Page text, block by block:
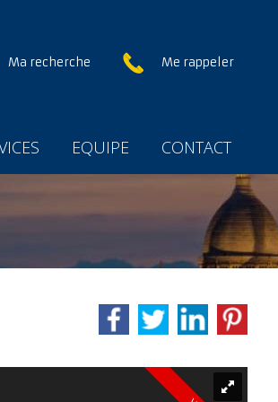
Me rappeler
Ma recherche
EQUIPE CONTACT